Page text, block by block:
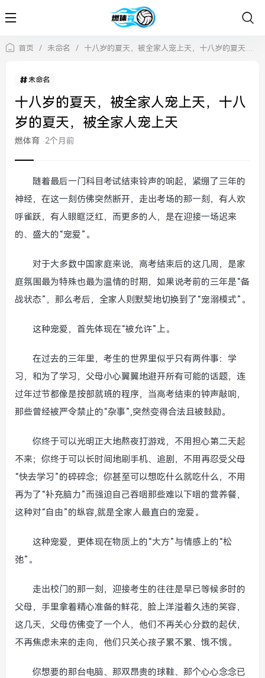
首页 / 未命名 / 十八岁的夏天，被全家人宠上天，十八岁的夏天，被全家人宠上天
未命名
十八岁的夏天，被全家人宠上天，十八
岁的夏天，被全家人宠上天
燃体育 2个月前
随着最后一门科目考试结束铃声的响起，紧绷了三年的
神经，在这一刻仿佛突然断开，走出考场的那一刻，有人欢
呼雀跃，有人眼眶泛红，而更多的人，是在迎接一场迟来
的、盛大的“宠爱”。
对于大多数中国家庭来说，高考结束后的这几周，是家
庭氛围最为特殊也最为温情的时期，如果说考前的三年是“备
战状态”，那么考后，全家人则默契地切换到了“宠溺模式”。
这种宠爱，首先体现在“被允许”上。
在过去的三年里，考生的世界里似乎只有两件事：学
习，和为了学习，父母小心翼翼地避开所有可能的话题，连
过年过节都像是按部就班的程序，当高考结束的钟声敲响，
那些曾经被严令禁止的“杂事”,突然变得合法且被鼓励。
你终于可以光明正大地熬夜打游戏，不用担心第二天起
不来；你终于可以长时间地刷手机、追剧，不用再忍受父母
“快去学习”的碎碎念；你甚至可以想吃什么就吃什么，不用
再为了“补充脑力”而强迫自己吞咽那些难以下咽的营养餐，
这种对“自由”的纵容,就是全家人最直白的宠爱。
这种宠爱，更体现在物质上的“大方”与情感上的“松
弛”。
走出校门的那一刻，迎接考生的往往是早已等候多时的
父母，手里拿着精心准备的鲜花，脸上洋溢着久违的笑容，
这几天，父母仿佛变了一个人，他们不再关心分数的起伏，
不再焦虑未来的走向，他们只关心孩子累不累、饿不饿。
你想要的那台电脑、那双昂贵的球鞋、那个心心念念已